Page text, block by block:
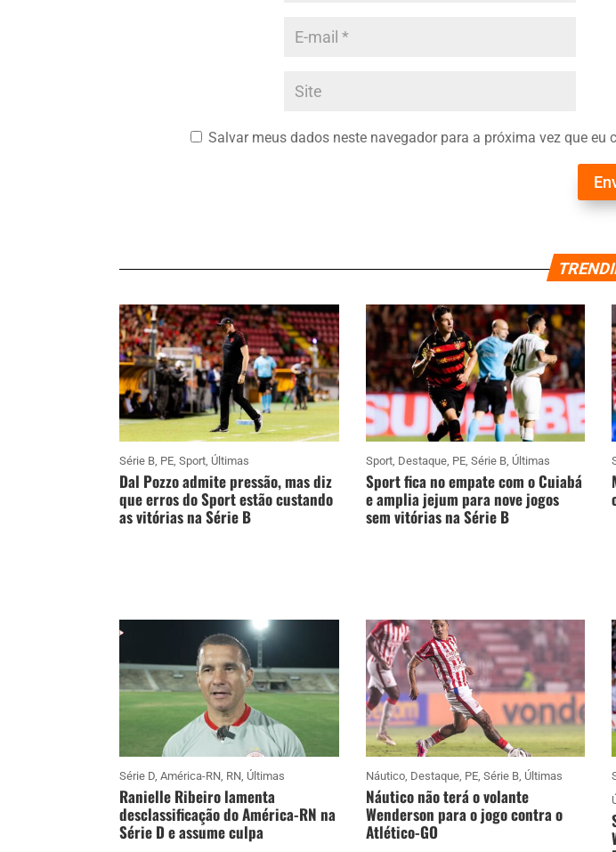
Salvar meus dados neste navegador para a próxima vez que eu
Série B, PE,Sport, Últimas
Dal Pozzo admite pressão, mas diz
que erros do Sport estão custando
as vitórias na Série B
Sport, Destaque, PE, Série B, Últimas
Sport fica no empate com o Cuiabá
e amplia jejum para nove jogos
sem vitórias na Série B
Série D,América-RN, RN, Últimas
Ranielle Ribeiro lamenta
desclassificação do América-RN na
Série D e assume culpa
Náutico, Destaque, PE, Série B, Últimas
Náutico não terá o volante
Wenderson para o jogo contra o
Atlético-GO